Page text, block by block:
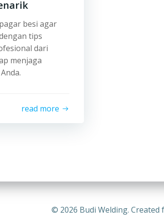
besi agar
tips
dari
menjaga
read more
© 2026 Budi Welding.